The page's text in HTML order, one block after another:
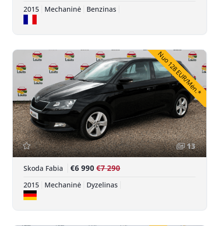
2015 Mechaninė Benzinas
Nuo 128 EUR/Mėn.*
13
Skoda Fabia €6 990 €7 290
2015 Mechaninė Dyzelinas